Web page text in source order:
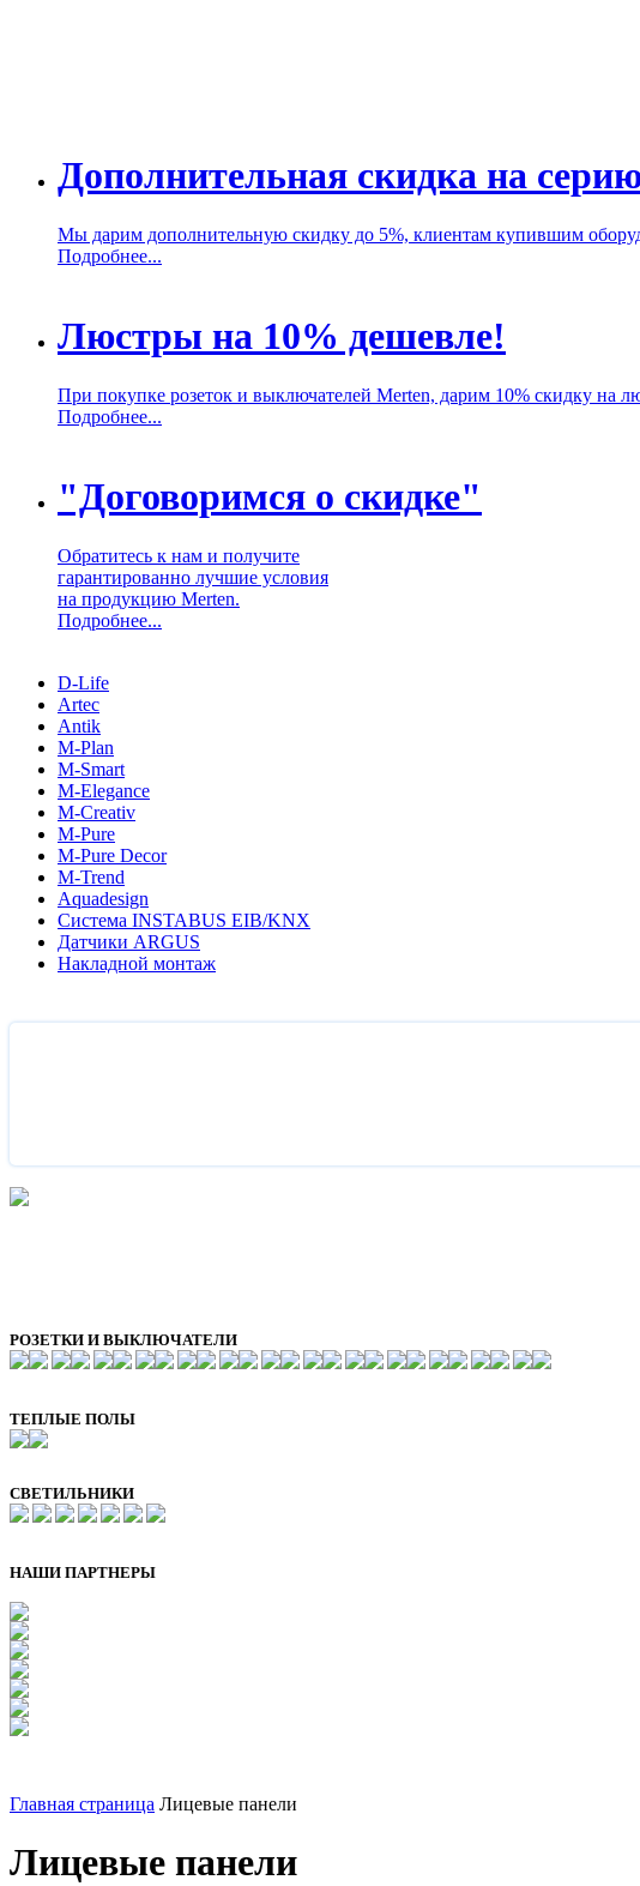
Дополнительная скидка на
Мы дарим дополнительную скидку до 5%, клиентам купившим
Подробнее...
Люстры на 10% дешевле!
При покупке розеток и выключателей Merten, дарим 10% скидку на
Подробнее...
"Договоримся о скидке"
Обратитесь к нам и получите
гарантированно лучшие условия
на продукцию Merten.
Подробнее...
D-Life
Artec
Antik
M-Plan
M-Smart
M-Elegance
M-Creativ
M-Pure
M-Pure Decor
M-Trend
Aquadesign
Система INSTABUS EIB/KNX
Датчики ARGUS
Накладной монтаж
РОЗЕТКИ И ВЫКЛЮЧАТЕЛИ
ТЕПЛЫЕ ПОЛЫ
СВЕТИЛЬНИКИ
НАШИ ПАРТНЕРЫ
Главная страница Лицевые панели
Лицевые панели